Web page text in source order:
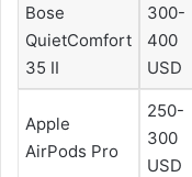
Bose
QuietComfort
35 II
300-
400
USD
Apple
AirPods Pro
250-
300
USD